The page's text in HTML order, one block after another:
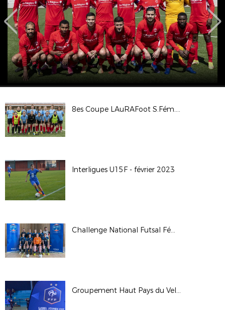
8es Coupe LAuRAFoot S.Fém. - AS Saint Martin en Haut - Sud Lyonnais 2013
Interligues U15F - février 2023
Challenge National Futsal Féminin - Finale Régionale 2023
Groupement Haut Pays du Velay : remise régionale du label jeunes FFF Crédit Agricole